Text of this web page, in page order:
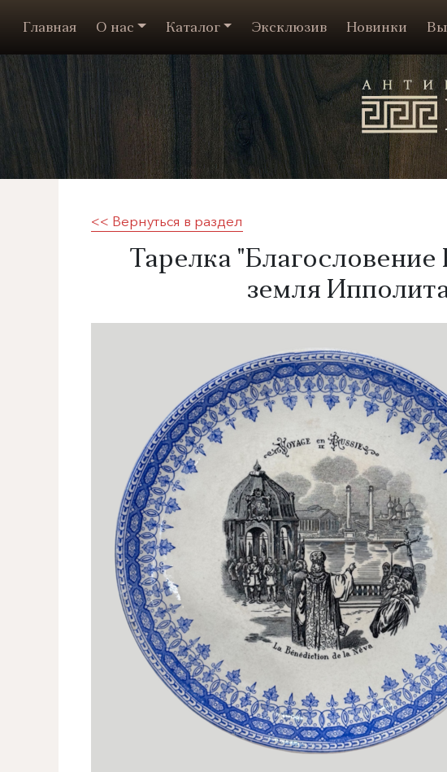
Главная О нас Каталог Эксклюзив Новинки
<< Вернуться в раздел
Тарелка
земля